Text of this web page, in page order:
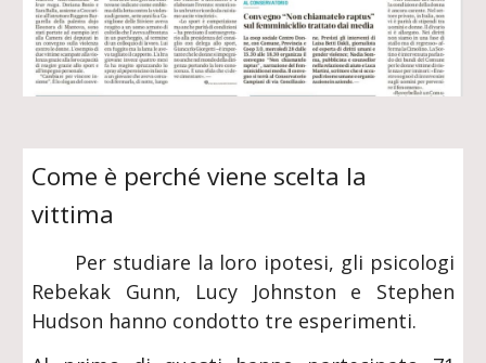
Come è perché viene scelta la
vittima
Per studiare la loro ipotesi, gli psicologi
Rebekak Gunn, Lucy Johnston e Stephen
Hudson hanno condotto tre esperimenti.